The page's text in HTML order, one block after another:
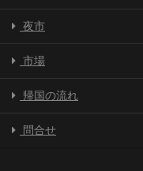
夜市
市場
帰国の流れ
問合せ